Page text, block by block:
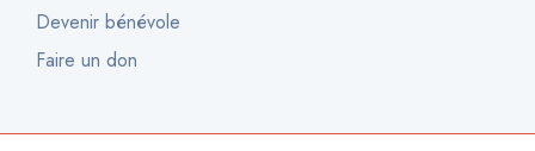
Devenir bénévole
Faire un don